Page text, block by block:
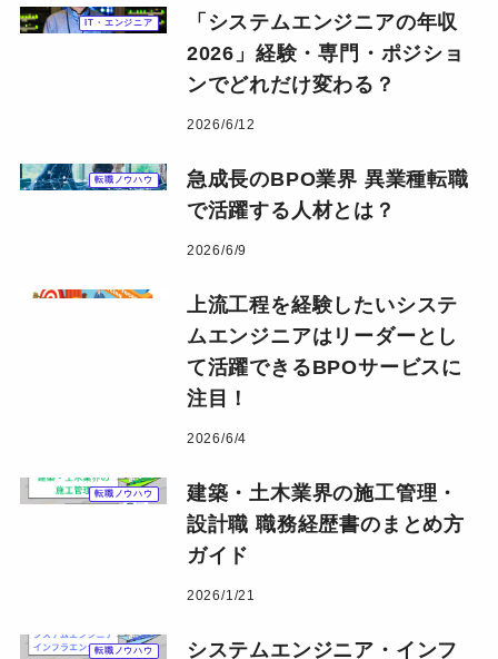
IT・エンジニア
「システムエンジニアの年収
2026」経験・専門・ポジショ
ンでどれだけ変わる？
2026/6/12
転職ノウハウ
急成長のBPO業界 異業種転職
で活躍する人材とは？
2026/6/9
上流工程を経験したいシステ
ムエンジニアはリーダーとし
て活躍できるBPOサービスに
注目！
2026/6/4
転職ノウハウ
建築・土木業界の施工管理・
設計職 職務経歴書のまとめ方
ガイド
2026/1/21
転職ノウハウ システムエンジニア・インフ